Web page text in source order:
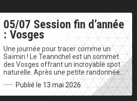
05/07 Session fin d’année
: Vosges
Une journée pour tracer comme un
Saïmiri ! Le Teannchel est un sommet
des Vosges offrant un incroyable spot
naturelle. Après une petite randonnée…
Publié le 13 mai 2026